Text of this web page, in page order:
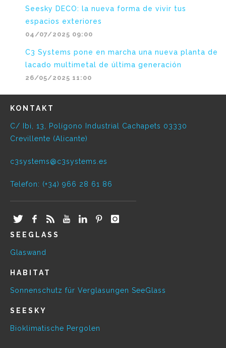
Seesky DECO: la nueva forma de vivir tus
espacios exteriores
04/07/2025 09:00
C3 Systems pone en marcha una nueva planta de
lacado multimetal de última generación
26/05/2025 11:00
KONTAKT
C/ Ibi, 13, Polígono Industrial Cachapets 03330
Crevillente (Alicante)
c3systems@c3systems.es
Telefon: (+34) 966 28 61 86
SEEGLASS
Glaswand
HABITAT
Sonnenschutz für Verglasungen SeeGlass
SEESKY
Bioklimatische Pergolen